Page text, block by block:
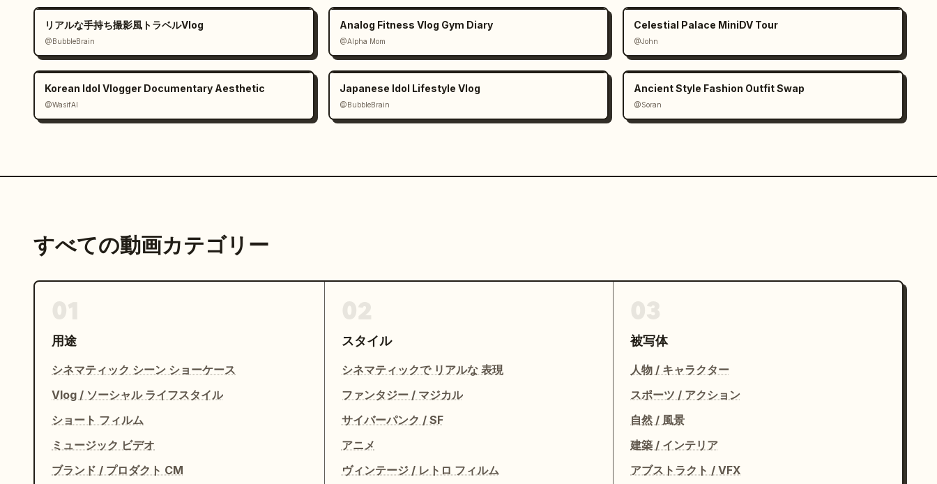
赤い電話ボックスのシーン。衣装は白のクロップドカーディガン、白のトップス、ブルージーンズに変更。
彼女は電話ボックスの周りを回転しながら笑い、その後、カメラを顔に近づけて遊び心たっぷりに視線を合
わせる。
[00:08-00:10]
バッキンガム宮殿のモンタージュ。同じ白のカーディガンとジーンズの衣装。高速カット：
— 笑顔の自撮り
— 風になびく髪
— 肩越しに見せる遊び心のある視線
に変更。コーヒーを手に、賑やかなロンドンの通りをエネルギッシュに早歩きするショット。背景を赤い二
階建てバスが通り過ぎる。ロックミュージックが激しさを増す。
— カメラに向かって笑顔
— ビッグ・ベン
— タワー・ブリッジ
— 最後の回転する自撮りショット
了。
リアルな手持ち撮影風トラベルVlog
@BubbleBrain
Analog Fitness Vlog Gym Diary
@Alpha Mom
Celestial Palace MiniDV Tour
@John
Korean Idol Vlogger Documentary Aesthetic
@WasifAI
Japanese Idol Lifestyle Vlog
@BubbleBrain
Ancient Style Fashion Outfit Swap
@Soran
すべての動画カテゴリー
用途
シネマティック シーン ショーケース
Vlog / ソーシャル ライフスタイル
ショート フィルム
ミュージック ビデオ
ブランド / プロダクト CM
スタイル
シネマティックで リアルな 表現
ファンタジー / マジカル
サイバーパンク / SF
アニメ
ヴィンテージ / レトロ フィルム
被写体
人物 / キャラクター
スポーツ / アクション
自然 / 風景
建築 / インテリア
アブストラクト / VFX